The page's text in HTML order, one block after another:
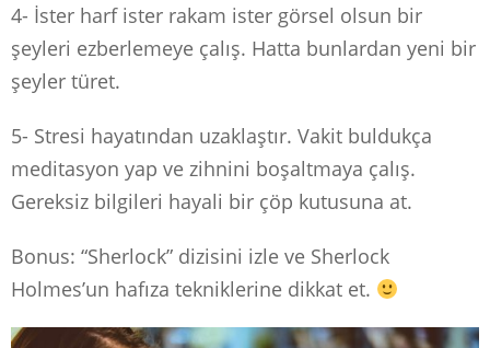
4- İster harf ister rakam ister görsel olsun bir
şeyleri ezberlemeye çalış. Hatta bunlardan yeni bir
şeyler türet.
5- Stresi hayatından uzaklaştır. Vakit buldukça
meditasyon yap ve zihnini boşaltmaya çalış.
Gereksiz bilgileri hayali bir çöp kutusuna at.
Bonus: “Sherlock” dizisini izle ve Sherlock
Holmes’un hafıza tekniklerine dikkat et.